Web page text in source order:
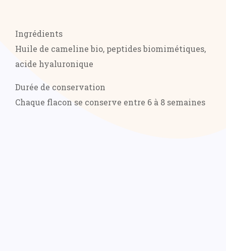
Ingrédients
Huile de cameline bio, peptides biomimétiques,
acide hyaluronique
Durée de conservation
Chaque flacon se conserve entre 6 à 8 semaines